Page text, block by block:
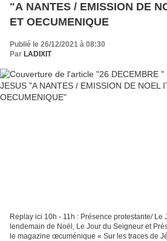
"A NANTES / EMISSION DE
ET OECUMENIQUE
Publié le 26/12/2021 à 08:30
Par LADIXIT
Replay ici 10h - 11h : Présence protestante/ Le
lendemain de Noël, Le Jour du Seigneur et
le magazine œcuménique « Sur les traces de